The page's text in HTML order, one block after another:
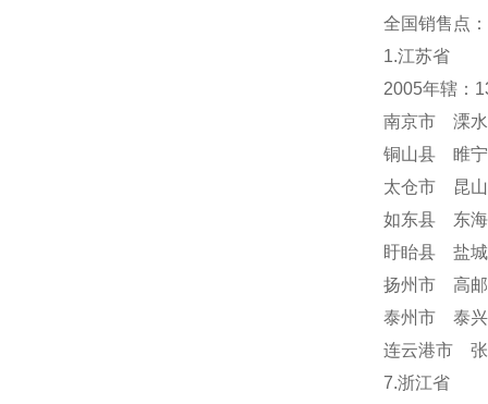
全国销售点：
1.江苏省
2005年辖：
南京市 溧
铜山县 睢
太仓市 昆
如东县 东
盱眙县 盐
扬州市 高
泰州市 泰
连云港市 张
7.浙江省